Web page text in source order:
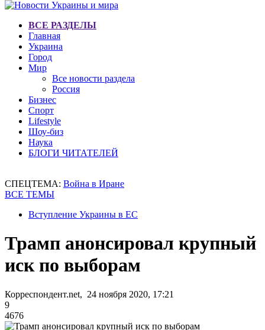
ВСЕ РАЗДЕЛЫ
Главная
Украина
Город
Мир
Все новости раздела
Россия
Бизнес
Спорт
Lifestyle
Шоу-биз
Наука
БЛОГИ ЧИТАТЕЛЕЙ
СПЕЦТЕМА: Война в Иране
ВСЕ ТЕМЫ
Вступление Украины в ЕС
Трамп анонсировал крупный
иск по выборам
Корреспондент.net, 24 ноября 2020, 17:21
9
4676